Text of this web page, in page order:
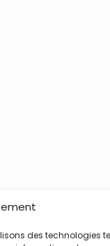
des technologies